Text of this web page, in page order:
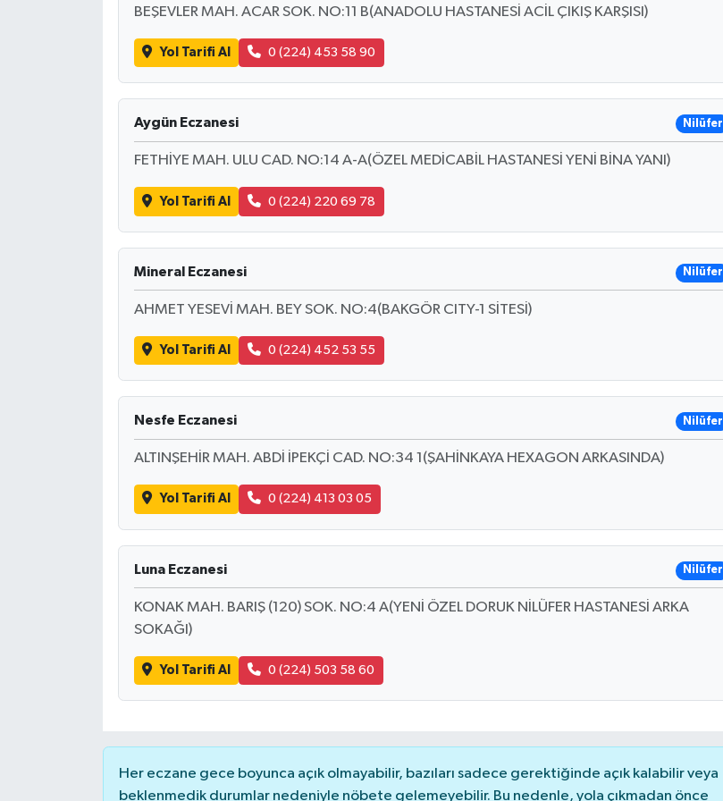
BEŞEVLER MAH. ACAR SOK. NO:11 B(ANADOLU HASTANESİ ACİL ÇIKIŞ KARŞISI)
Yol Tarifi Al 0 (224) 453 58 90
Aygün Eczanesi Nilüfer
FETHİYE MAH. ULU CAD. NO:14 A-A(ÖZEL MEDİCABİL HASTANESİ YENİ BİNA YANI)
Yol Tarifi Al 0 (224) 220 69 78
Mineral Eczanesi Nilüfer
AHMET YESEVİ MAH. BEY SOK. NO:4(BAKGÖR CITY-1 SİTESİ)
Yol Tarifi Al 0 (224) 452 53 55
Nesfe Eczanesi Nilüfer
ALTINŞEHİR MAH. ABDİ İPEKÇİ CAD. NO:34 1(ŞAHİNKAYA HEXAGON ARKASINDA)
Yol Tarifi Al 0 (224) 413 03 05
Luna Eczanesi Nilüfer
KONAK MAH. BARIŞ (120) SOK. NO:4 A(YENİ ÖZEL DORUK NİLÜFER HASTANESİ ARKA
SOKAĞI)
Yol Tarifi Al 0 (224) 503 58 60
Her eczane gece boyunca açık olmayabilir, bazıları sadece gerektiğinde açık kalabilir veya
beklenmedik durumlar nedeniyle nöbete gelemeyebilir. Bu nedenle, yola çıkmadan önce